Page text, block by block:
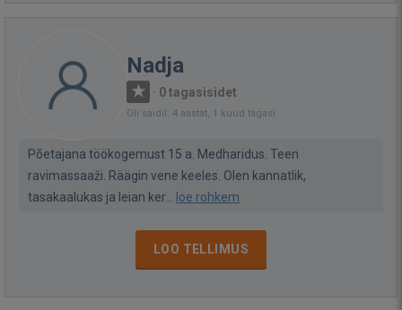
Nadja
· 0 tagasisidet
Oli saidil: 4 aastat, 1 kuud tagasi
Põetajana töökogemust 15 a. Medharidus. Teen
ravimassaaži. Räägin vene keeles. Olen kannatlik,
tasakaalukas ja leian ker...
loe rohkem
LOO TELLIMUS